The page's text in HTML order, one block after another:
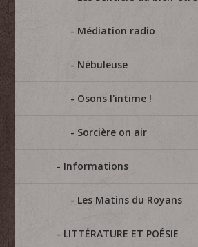
Médiation radio
Nébuleuse
Osons l'intime !
Sorcière on air
Informations
Les Matins du Royans
LITTÉRATURE ET POÉSIE